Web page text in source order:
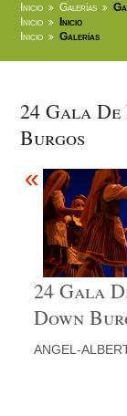
Inicio Galerías
Inicio
Inicio
Inicio
Galerías
24 Gala
Burgos
«
24 Gala
Down
ANGEL-